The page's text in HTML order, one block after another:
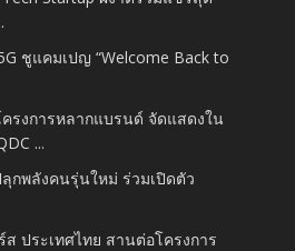
ชูแคมเปญ “Welcome Back to
รงการหลากแบรนด์ จัดแสดงใน
...
กพลังคนรุ่นใหม่ ร่วมเปิดตัว
ประเทศไทย สานต่อโครงการ